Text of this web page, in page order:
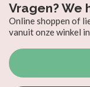
Vragen? We
Online shoppen of
vanuit onze winkel